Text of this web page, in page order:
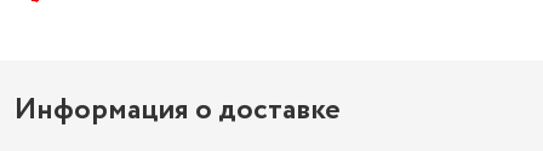
Информация о доставке